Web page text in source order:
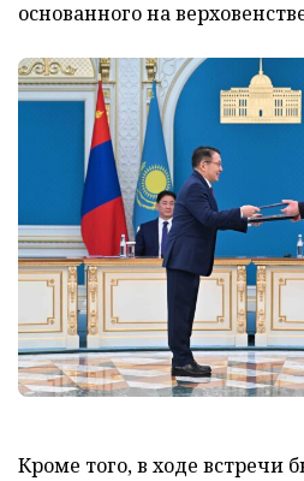
основанного на
Кроме того, в ходе встречи